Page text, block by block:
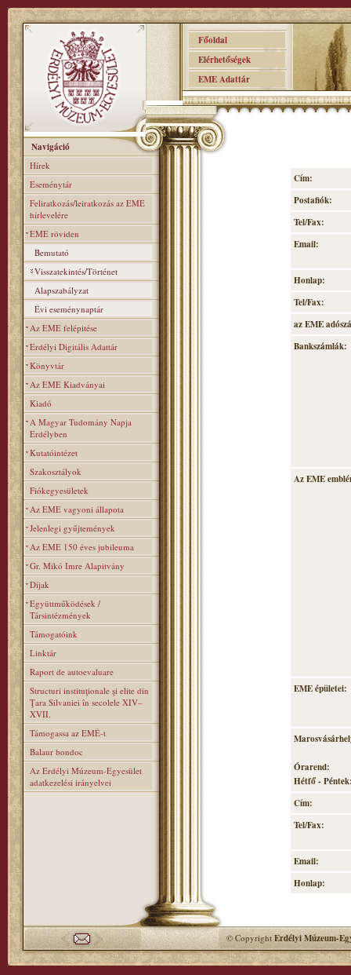
Főoldal
Elérhetőségek
EME Adattár
Navigáció
Hírek
Eseménytár
Feliratkozás/leiratkozás az EME
hírlevelére
EME röviden
Bemutató
Visszatekintés/Történet
Alapszabályzat
Évi eseménynaptár
Az EME felépitése
Erdélyi Digitális Adattár
Könyvtár
Az EME Kiadványai
Kiadó
A Magyar Tudomány Napja
Erdélyben
Kutatóintézet
Szakosztályok
Fiókegyesületek
Az EME vagyoni állapota
Jelenlegi gyűjtemények
Az EME 150 éves jubileuma
Gr. Mikó Imre Alapitvány
Díjak
Együttműködések /
Társintézmények
Támogatóink
Linktár
Raport de autoevaluare
Structuri instituţionale şi elite din
Ţara Silvaniei în secolele XIV–
XVII.
Támogassa az EMÉ-t
Balaur bondoc
Az Erdélyi Múzeum-Egyesület
adatkezelési irányelvei
Cím:
Postafiók:
Tel/Fax:
Email:
Honlap:
Tel/Fax:
az EME
Bankszámlák:
Az EME
EME épületei:
Órarend:
Hétfő -
Cím:
Tel/Fax:
Email:
Honlap:
© CopyrightErdélyi Múzeum-